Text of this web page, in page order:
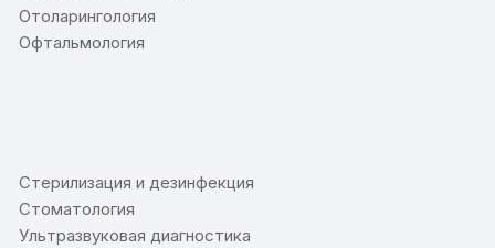
Отоларингология
Офтальмология
Стерилизация и дезинфекция
Стоматология
Ультразвуковая диагностика